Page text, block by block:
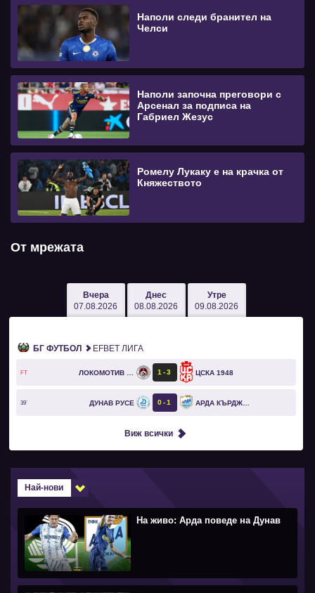
Наполи следи бранител на
Челси
Наполи започна преговори с
Арсенал за подписа на
Габриел Жезус
Ромелу Лукаку е на крачка от
Княжеството
От мрежата
Вчера
07.08.2026
Днес
08.08.2026
Утре
09.08.2026
БГ ФУТБОЛ EFBET ЛИГА
FT 1 3 ЦСКА 1948
39` ДУНАВ РУСЕ 0 1 АРДА КЪРДЖАЛИ
Виж всички
Най-нови
На живо: Арда поведе на Дунав